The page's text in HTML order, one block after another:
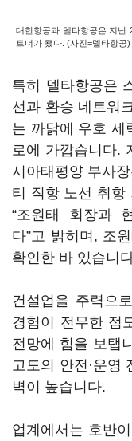
대한항공과 델타항공은 지난
트너가 됐다. (사진=델타항공)
특히 델타항공은
선과 환승 네트워
는 까닭에 우호 세
로에 가깝습니다.
시아태평양 부사
티 직항 노선 취항
“조원태 회장과
다”고 밝히며, 조
확인한 바 있습니
건설업을 주력으
경험이 전무한 점
전망에 힘을 보탭
고도의 안전·운영
벽이 높습니다.
업계에서는 호반